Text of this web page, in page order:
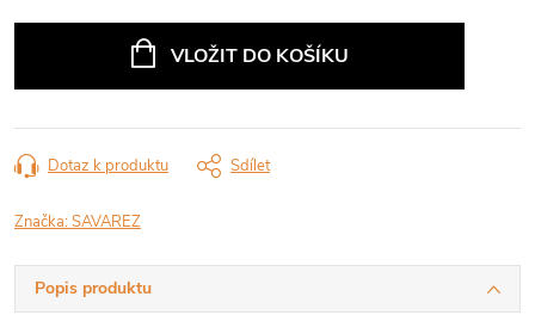
VLOŽIT DO KOŠÍKU
Dotaz k produktu Sdílet
Značka:SAVAREZ
Popis produktu